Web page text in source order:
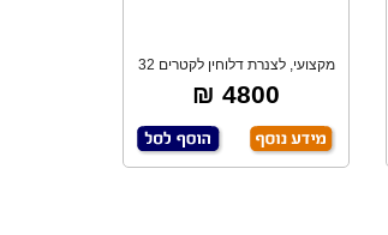
מקצועי, לצנרת דלוחין לקטרים 32
– 160 מ"מ
4800 ₪